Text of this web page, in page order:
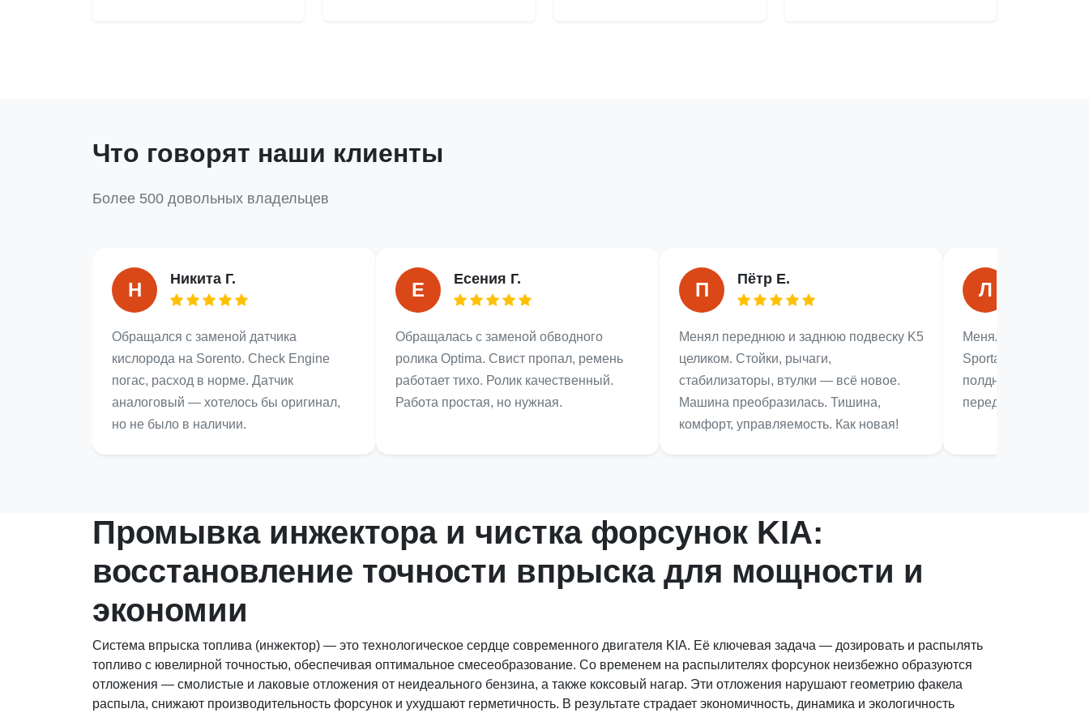
Что говорят наши клиенты
Более 500 довольных владельцев
Н
Никита Г.
Обращался с заменой датчика
кислорода на Sorento. Check Engine
погас, расход в норме. Датчик
аналоговый — хотелось бы оригинал,
но не было в наличии.
Е
Есения Г.
Обращалась с заменой обводного
ролика Optima. Свист пропал, ремень
работает тихо. Ролик качественный.
Работа простая, но нужная.
П
Пётр Е.
Менял переднюю и заднюю подвеску K5
целиком. Стойки, рычаги,
стабилизаторы, втулки — всё новое.
Машина преобразилась. Тишина,
комфорт, управляемость. Как новая!
Л
Меняла подшипник
Sportage. Гул
полдня. Мелочь —
перед тем как сесть
Промывка инжектора и чистка форсунок KIA:
восстановление точности впрыска для мощности и
экономии
Система впрыска топлива (инжектор) — это технологическое сердце современного двигателя KIA. Её ключевая задача — дозировать и распылять
топливо с ювелирной точностью, обеспечивая оптимальное смесеобразование. Со временем на распылителях форсунок неизбежно образуются
отложения — смолистые и лаковые отложения от неидеального бензина, а также коксовый нагар. Эти отложения нарушают геометрию факела
распыла, снижают производительность форсунок и ухудшают герметичность. В результате страдает экономичность, динамика и экологичность